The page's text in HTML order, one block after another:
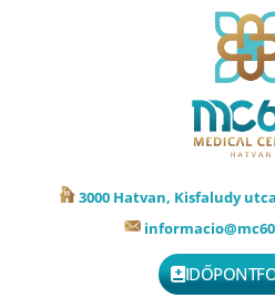
3000 Hatvan, Kisfaludy